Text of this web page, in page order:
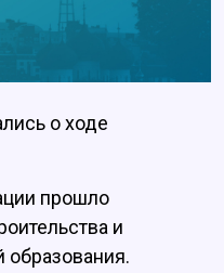
о ходе
прошло
и
образования.